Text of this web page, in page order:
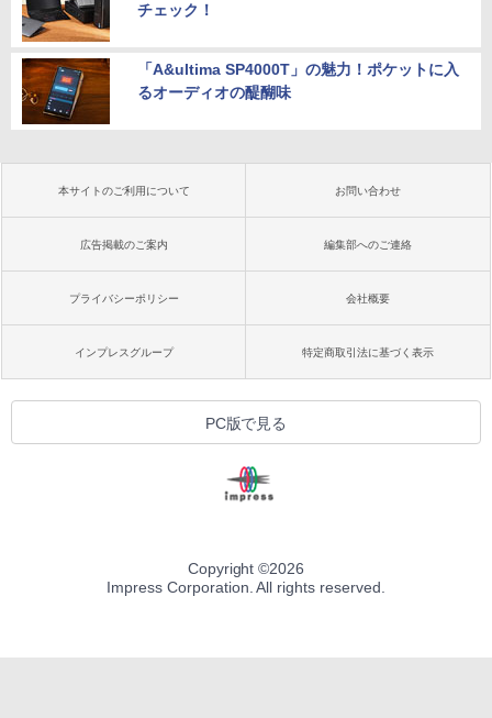
チェック！
「A&ultima SP4000T」の魅力！ポケットに入
るオーディオの醍醐味
本サイトのご利用について お問い合わせ
広告掲載のご案内 編集部へのご連絡
プライバシーポリシー 会社概要
インプレスグループ 特定商取引法に基づく表示
PC版で見る
Copyright ©2026
Impress Corporation. All rights reserved.